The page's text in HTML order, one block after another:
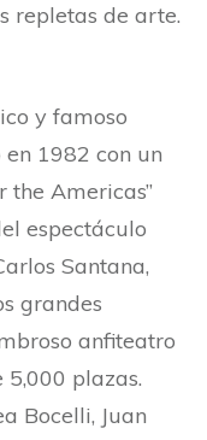
repletas de arte.
y famoso
1982 con un
the Americas”
espectáculo
Santana,
grandes
anfiteatro
plazas.
Bocelli, Juan